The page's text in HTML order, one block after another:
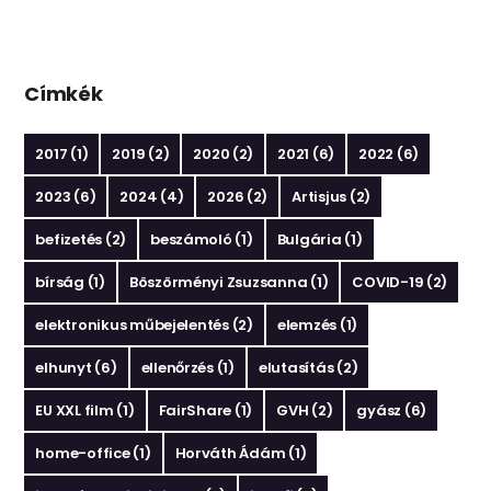
Címkék
2017 (1) 2019 (2) 2020 (2) 2021 (6) 2022 (6)
2023 (6) 2024 (4) 2026 (2) Artisjus (2)
befizetés (2) beszámoló (1) Bulgária (1)
bírság (1) Böszörményi Zsuzsanna (1) COVID-19 (2)
elektronikus műbejelentés(2) elemzés (1)
elhunyt (6) ellenőrzés(1) elutasítás(2)
EU XXL film (1) FairShare (1) GVH (2) gyász (6)
home-office(1) Horváth Ádám (1)